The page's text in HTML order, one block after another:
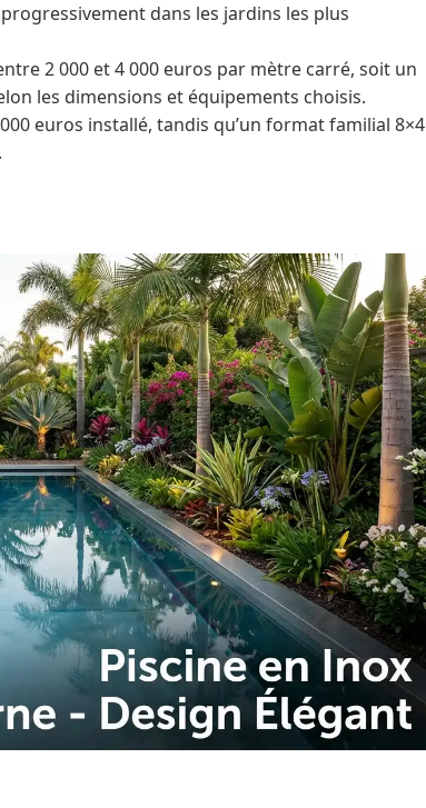
dans les jardins les plus
2 000 et 4 000 euros par mètre carré, soit un
les dimensions et équipements choisis.
euros installé, tandis qu’un format familial 8×4